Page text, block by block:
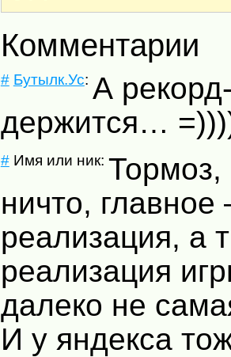
Комментарии
# Бутылк.Ус: А
держится…
#Имя или ник: Тормоз,
ничто, главное
реализация, а
реализация
далеко не
И у яндекса